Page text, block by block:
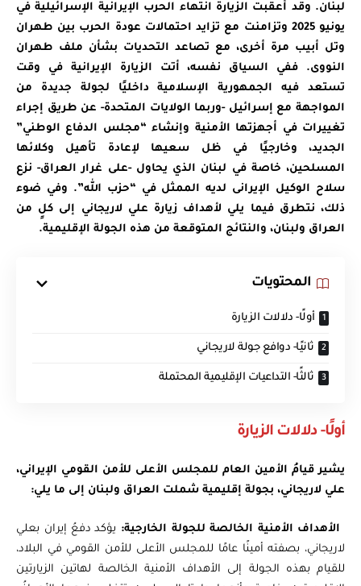
لبنان. وقد أعقبت الزيارة انتهاء الحرب الإيرانية الإسرائيلية في
يونيو 2025 وتزامنت مع تزايد احتمالات عودة الحرب بين طهران
وتل أبيب مرة أخرى، مع تصاعد التحديات بشأن ملف طهران
النووى. ففي السياق نفسه، أتت الزيارة الإيرانية في وقت
تستعد فيه الجمهورية الإسلامية داخليًا لجولة جديدة من
المواجهة مع إسرائيل -وربما الولايات المتحدة- عن طريق إجراء
تغييرات في أجهزتها الأمنية وإنشاء “مجلس الدفاع الوطني”
الجديد، وخارجيًا في ظل سعيها لإعادة تأهيل وكلائها
المسلحين، خاصة في لبنان الذي يحاول -على غرار العراق- نزع
سلاح الوكيل الإيرانى لديه الممثل في “حزب الله”.وفي ضوء
ذلك، نتطرق فيما يلي لأهداف زيارة علي لاريجاني إلى كلٍ من
العراق ولبنان، والنتائج المتوقعة من هذه الجولة الإقليمية.
المحتويات
أولًا- دلالات الزيارة
ثانيًا- دوافع جولة لاريجاني
ثالثًا- التداعيات الإقليمية المحتملة
أولًا- دلالات الزيارة
يشير قيامُ الأمين العام للمجلس الأعلى للأمن القومي الإيراني،
علي لاريجاني، بجولة إقليمية شملت العراق ولبنان إلى ما يلي:
الأهداف الأمنية الخالصة للجولة الخارجية:يؤكد دفعُ إيران بعلي
لاريجاني، بصفته أمينًا عامًا للمجلس الأعلى للأمن القومي في البلاد،
للقيام بهذه الجولة إلى الأهداف الأمنية الخالصة لهاتين الزيارتين